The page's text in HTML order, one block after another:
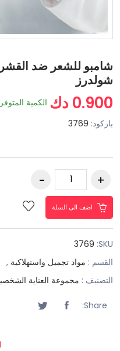
شامبو للشعر ضد
شولدرز
0.900 دك الكمية
باركود: 3769
اضف الى السلة
SKU:
3769
القسم : مواد تجميل واستهلاكية ,
التصنيف : مجموعة العناية
Share: